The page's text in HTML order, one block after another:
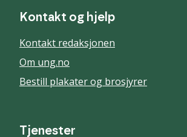
Kontakt og hjelp
Kontakt redaksjonen
Om ung.no
Bestill plakater og brosjyrer
Tjenester